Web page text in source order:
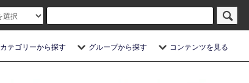
カテゴリーから探す グループから探す コンテンツを見る